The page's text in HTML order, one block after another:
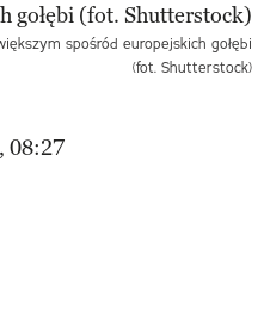
spośród europejskich gołębi
(fot. Shutterstock)
08:27